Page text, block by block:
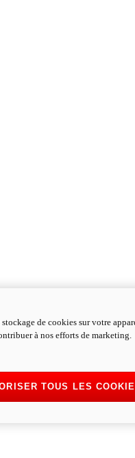
de cookies sur votre
à nos efforts de marketing.
TOUS LES